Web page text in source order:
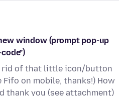
window (prompt pop-up
rid of that little icon/button
Fifo on mobile, thanks!) How
thank you (see attachment)